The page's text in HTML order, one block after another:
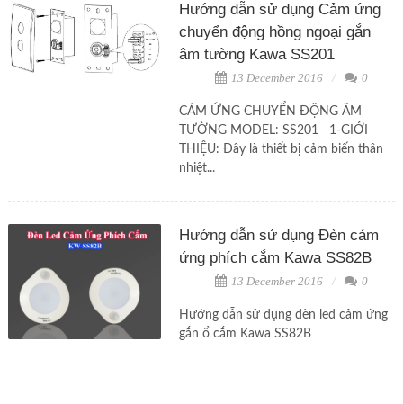
Hướng dẫn sử dụng Cảm ứng
chuyển động hồng ngoại gắn
âm tường Kawa SS201
13 December 2016 0
CẢM ỨNG CHUYỂN ĐỘNG ÂM
TƯỜNG MODEL: SS201 1-GIỚI
THIỆU: Đây là thiết bị cảm biến thân
nhiệt...
Hướng dẫn sử dụng Đèn cảm
ứng phích cắm Kawa SS82B
13 December 2016 0
Hướng dẫn sử dụng đèn led cảm ứng
gắn ổ cắm Kawa SS82B